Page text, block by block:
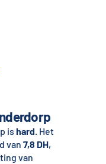
is hard. Het
van 7,8 DH,
van